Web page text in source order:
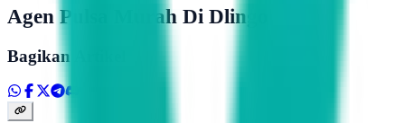
Agen Pulsa Murah Di Dlingo
Bagikan Artikel